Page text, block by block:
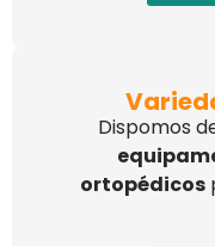
Dispomos
ortopédicos